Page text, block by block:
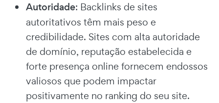
Autoridade: Backlinks de sites
autoritativos têm mais peso e
credibilidade. Sites com alta autoridade
de domínio, reputação estabelecida e
forte presença online fornecem endossos
valiosos que podem impactar
positivamente no ranking do seu site.